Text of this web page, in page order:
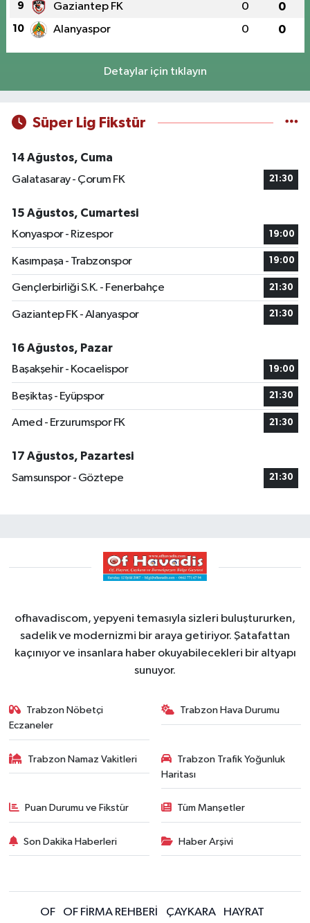
9 Gaziantep FK 0 0
10 Alanyaspor 0 0
Detaylar için tıklayın
Süper Lig Fikstür
14 Ağustos, Cuma
Galatasaray - Çorum FK
21:30
15 Ağustos, Cumartesi
Konyaspor - Rizespor
19:00
Kasımpaşa - Trabzonspor 19:00
Gençlerbirliği S.K. - Fenerbahçe 21:30
Gaziantep FK - Alanyaspor 21:30
16 Ağustos, Pazar
Başakşehir - Kocaelispor
19:00
Beşiktaş - Eyüpspor 21:30
Amed - Erzurumspor FK 21:30
17 Ağustos, Pazartesi
Samsunspor - Göztepe
21:30
ofhavadiscom, yepyeni temasıyla sizleri buluştururken,
sadelik ve modernizmi bir araya getiriyor. Şatafattan
kaçınıyor ve insanlara haber okuyabilecekleri bir altyapı
sunuyor.
Trabzon Nöbetçi
Eczaneler
Trabzon Hava Durumu
Trabzon Namaz Vakitleri
Trabzon Trafik Yoğunluk
Haritası
Puan Durumu ve Fikstür Tüm Manşetler
Son Dakika Haberleri Haber Arşivi
OF OF FİRMA REHBERİ ÇAYKARA HAYRAT